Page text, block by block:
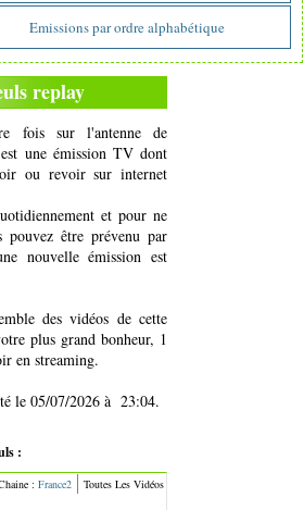
Emissions par ordre alphabétique
replay
fois sur l'antenne de
une émission TV dont
ou revoir sur internet
et pour ne
pouvez être prévenu par
nouvelle émission est
des vidéos de cette
plus grand bonheur, 1
en streaming.
le 05/07/2026 à 23:04.
:
: France2
Toutes Les Vidéos